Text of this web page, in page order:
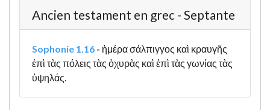
Ancien testament en grec - Septante
Sophonie 1.16 - ἡμέρα σάλπιγγος καὶ κραυγῆς
ἐπὶ τὰς πόλεις τὰς ὀχυρὰς καὶ ἐπὶ τὰς γωνίας τὰς
ὑψηλάς.